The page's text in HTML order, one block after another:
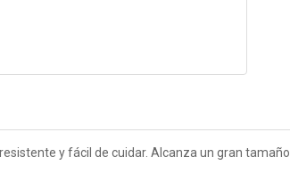
y fácil de cuidar. Alcanza un gran tamaño.